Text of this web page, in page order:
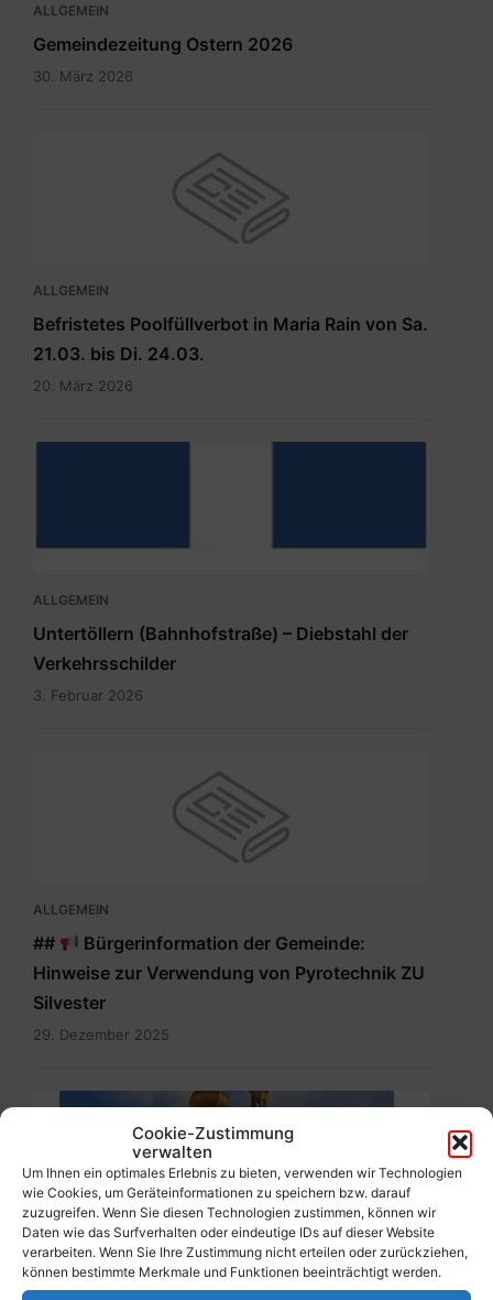
Cookie-Zustimmung
verwalten
Um Ihnen ein optimales Erlebnis zu bieten, verwenden wir Technologien
wie Cookies, um Geräteinformationen zu speichern bzw. darauf
zuzugreifen. Wenn Sie diesen Technologien zustimmen, können wir
Daten wie das Surfverhalten oder eindeutige IDs auf dieser Website
verarbeiten. Wenn Sie Ihre Zustimmung nicht erteilen oder zurückziehen,
können bestimmte Merkmale und Funktionen beeinträchtigt werden.
ALLGEMEIN
Gemeindezeitung Ostern 2026
30. März 2026
ALLGEMEIN
Befristetes Poolfüllverbot in Maria Rain von Sa.
21.03. bis Di. 24.03.
20. März 2026
ALLGEMEIN
Untertöllern (Bahnhofstraße) – Diebstahl der
Verkehrsschilder
3. Februar 2026
ALLGEMEIN
##
Bürgerinformation der Gemeinde:
Hinweise zur Verwendung von Pyrotechnik ZU
Silvester
29. Dezember 2025
Maria
2025.pdf
ALLGEMEIN
Gemeindezeitung Weihnachten 2025